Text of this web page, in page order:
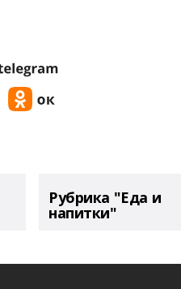
Рубрика "Еда и
напитки"